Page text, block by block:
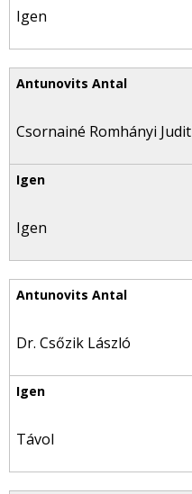
Igen
Csornainé Romhányi Judit
Igen
Dr. Csőzik László
Távol